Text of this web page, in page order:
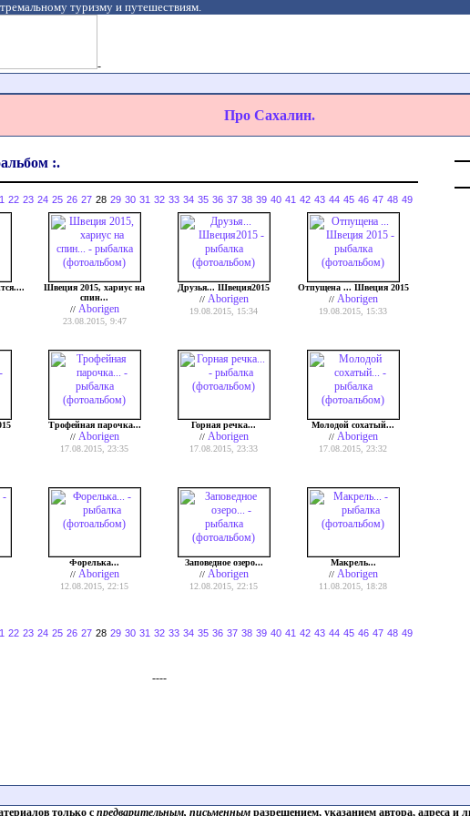
туризму и путешествиям.
-
Про Сахалин.
:.
22 23 24 25 26 27 28 29 30 31 32 33 34 35 36 37 38 39 40 41 42 43 44 45 46 47 48 49
Швеция 2015, хариус на
спин...
// Aborigen
23.08.2015, 9:47
Друзья... Швеция2015
// Aborigen
19.08.2015, 15:34
Отпущена ... Швеция 2015
// Aborigen
19.08.2015, 15:33
Трофейная парочка...
// Aborigen
17.08.2015, 23:35
Горная речка...
// Aborigen
17.08.2015, 23:33
Молодой сохатый...
// Aborigen
17.08.2015, 23:32
Форелька...
// Aborigen
12.08.2015, 22:15
Заповедное озеро...
// Aborigen
12.08.2015, 22:15
Макрель...
// Aborigen
11.08.2015, 18:28
22 23 24 25 26 27 28 29 30 31 32 33 34 35 36 37 38 39 40 41 42 43 44 45 46 47 48 49
----
только с предварительным, письменнымразрешением, указанием автора, адреса и